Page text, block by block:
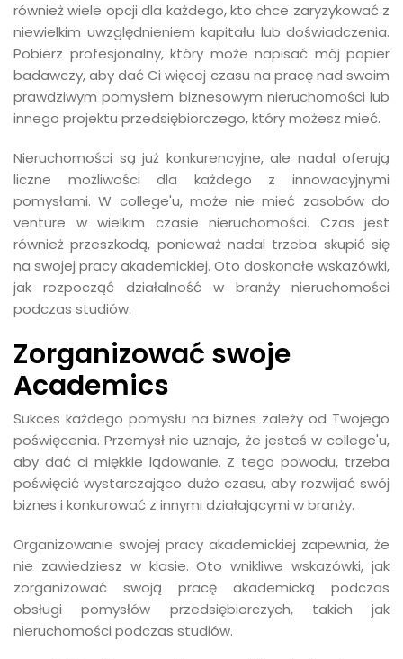
również wiele opcji dla każdego, kto chce zaryzykować z
niewielkim uwzględnieniem kapitału lub doświadczenia.
Pobierz profesjonalny, który może napisać mój papier
badawczy, aby dać Ci więcej czasu na pracę nad swoim
prawdziwym pomysłem biznesowym nieruchomości lub
innego projektu przedsiębiorczego, który możesz mieć.
Nieruchomości są już konkurencyjne, ale nadal oferują
liczne możliwości dla każdego z innowacyjnymi
pomysłami. W college'u, może nie mieć zasobów do
venture w wielkim czasie nieruchomości. Czas jest
również przeszkodą, ponieważ nadal trzeba skupić się
na swojej pracy akademickiej. Oto doskonałe wskazówki,
jak rozpocząć działalność w branży nieruchomości
podczas studiów.
Zorganizować swoje
Academics
Sukces każdego pomysłu na biznes zależy od Twojego
poświęcenia. Przemysł nie uznaje, że jesteś w college'u,
aby dać ci miękkie lądowanie. Z tego powodu, trzeba
poświęcić wystarczająco dużo czasu, aby rozwijać swój
biznes i konkurować z innymi działającymi w branży.
Organizowanie swojej pracy akademickiej zapewnia, że
nie zawiedziesz w klasie. Oto wnikliwe wskazówki, jak
zorganizować swoją pracę akademicką podczas
obsługi pomysłów przedsiębiorczych, takich jak
nieruchomości podczas studiów.